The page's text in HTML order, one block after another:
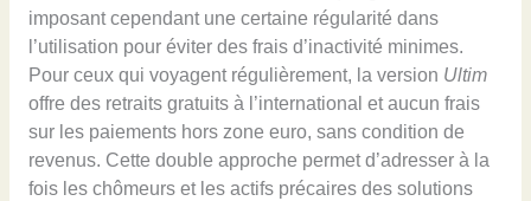
imposant cependant une certaine régularité dans
l’utilisation pour éviter des frais d’inactivité minimes.
Pour ceux qui voyagent régulièrement, la version Ultim
offre des retraits gratuits à l’international et aucun frais
sur les paiements hors zone euro, sans condition de
revenus. Cette double approche permet d’adresser à la
fois les chômeurs et les actifs précaires des solutions